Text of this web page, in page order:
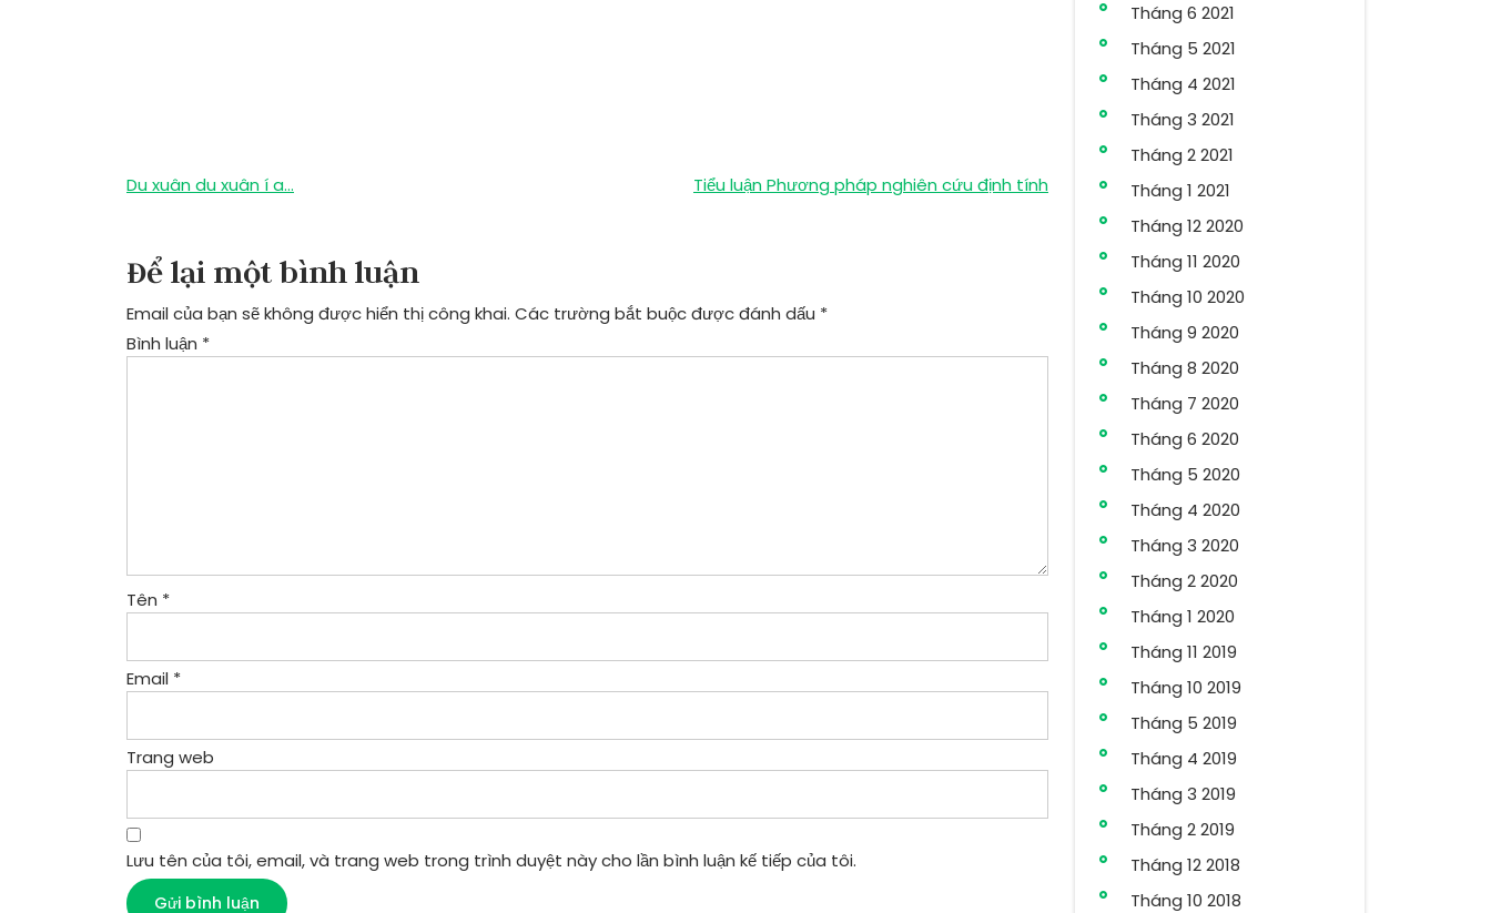
Điều
bài
viết
Du xuân du xuân í a… Tiểu luận Phương pháp nghiên cứu định tính
Để lại một bình luận
Email của bạn sẽ không được hiển thị công khai. Các trường bắt buộc được đánh dấu *
Bình luận *
Tên *
Email *
Trang web
Lưu tên của tôi, email, và trang web trong trình duyệt này cho lần bình luận kế tiếp của tôi.
Tháng 6 2021
Tháng 5 2021
Tháng 4 2021
Tháng 3 2021
Tháng 2 2021
Tháng 1 2021
Tháng 12 2020
Tháng 11 2020
Tháng 10 2020
Tháng 9 2020
Tháng 8 2020
Tháng 7 2020
Tháng 6 2020
Tháng 5 2020
Tháng 4 2020
Tháng 3 2020
Tháng 2 2020
Tháng 1 2020
Tháng 11 2019
Tháng 10 2019
Tháng 5 2019
Tháng 4 2019
Tháng 3 2019
Tháng 2 2019
Tháng 12 2018
Tháng 10 2018